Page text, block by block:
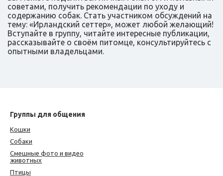
советами, получить рекомендации по уходу и
содержанию собак. Стать участником обсуждений на
тему: «Ирландский сеттер», может любой желающий!
Вступайте в группу, читайте интересные публикации,
рассказывайте о своём питомце, консультируйтесь с
опытными владельцами.
Группы для общения
Кошки
Собаки
Смешные фото и видео
животных
Птицы